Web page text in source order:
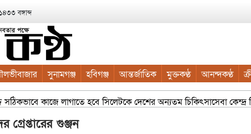
বঙ্গাব্দ
সুনামগঞ্জ হবিগঞ্জ আন্তর্জাতিক মুক্তকণ্ঠ আনন্দকণ্ঠ
কাজে লাগাতে হবে সিলেটকে দেশের অন্যতম চিকিৎসাসেবা কেন্দ্র
গাছ লাগান — আব্দুল কাইয়ুম চৌধুরী
সম্প্রসারিত ওয়ার্ডে আধুনিক
গুঞ্জন